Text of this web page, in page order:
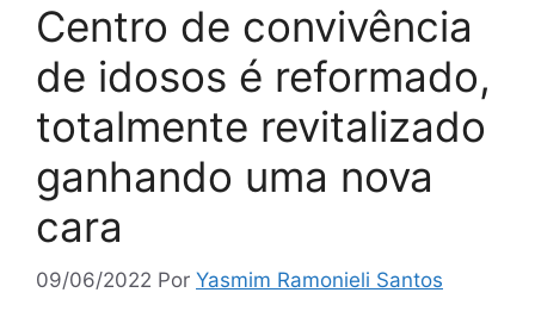
Centro de convivência
de idosos é reformado,
totalmente revitalizado
ganhando uma nova
cara
09/06/2022 Por Yasmim Ramonieli Santos